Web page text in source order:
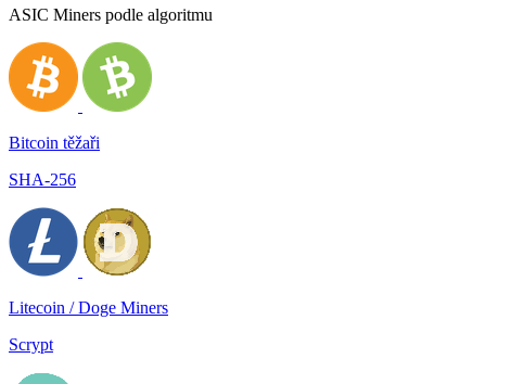
ASIC Miners podle algoritmu
Bitcoin těžaři
SHA-256
Litecoin / Doge Miners
Scrypt